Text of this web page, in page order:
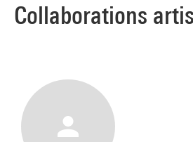
Collaborations